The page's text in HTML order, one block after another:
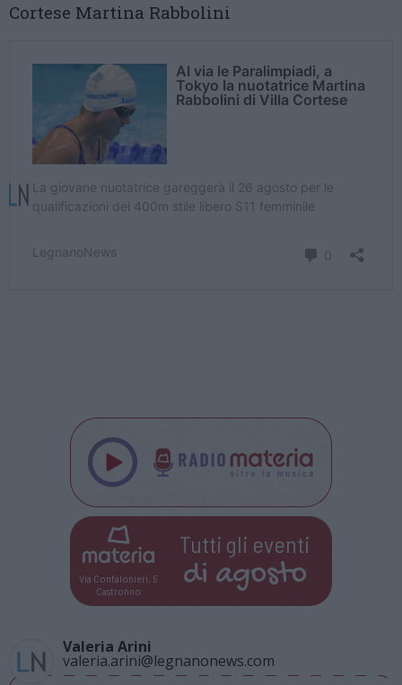
Cortese Martina Rabbolini
Via Confalonieri, 5
Castronno
Tutti gli eventi
di agosto
Valeria Arini
valeria.arini@legnanonews.com